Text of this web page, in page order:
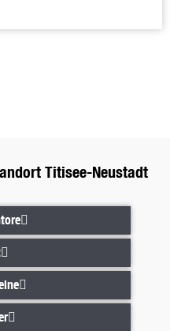
Titisee-Neustadt